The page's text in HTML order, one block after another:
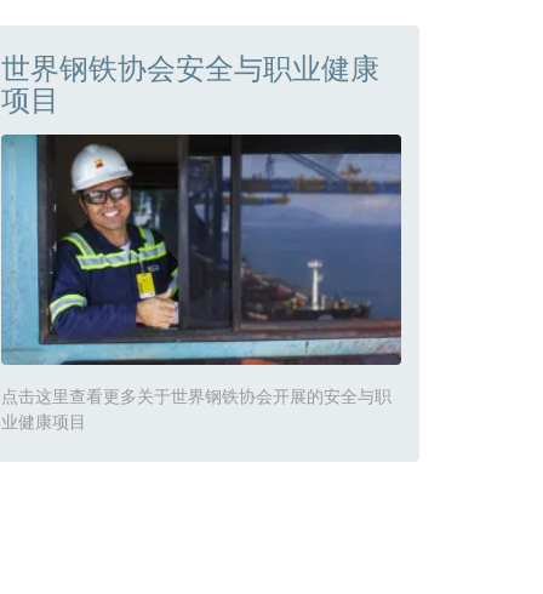
世界钢铁协会安全与职业健康
项目
点击这里查看更多关于世界钢铁协会开展的安全与职
业健康项目